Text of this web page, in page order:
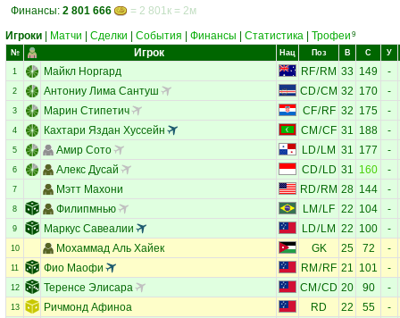
Финансы: 2 801 666 = 2 801к = 2м
Игроки Матчи Сделки События Финансы Статистика Трофеи 9
№ Игрок Нац Поз В С У
1 Майкл Норгард RF/ RM 33 149 -
2 Антониу Лима Сантуш CD/CM 32 170 -
3 Марин Стипетич CF/RF 32 175 -
4 Кахтари Яздан Хуссейн CM /CF 31 188 -
5 Амир Сото LD/ LM 31 177 -
6 Алекс Дусай CD/LD 31 160 -
7 Мэтт Махони RD/ RM 28 144 -
8 Филипмнью LM / LF 22 104 -
9 Маркус Савеалии LD/ LM 22 100 -
10 Мохаммад Аль Хайек GK 25 72 -
11 Фио Маофи RM / RF 21 101 -
12 Теренсе Элисара CM /CD 20 90 -
13 Ричмонд Афиноа RD 22 55 -